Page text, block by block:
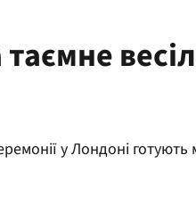
у Лондоні